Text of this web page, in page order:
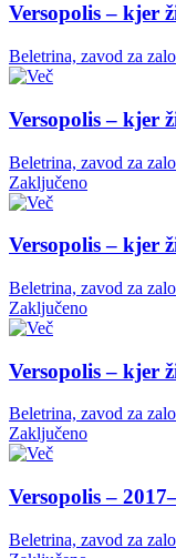
Versopolis – kjer
Beletrina, zavod za
Versopolis – kjer
Beletrina, zavod za
Zaključeno
Versopolis – kjer
Beletrina, zavod za
Zaključeno
Versopolis – kjer
Beletrina, zavod za
Zaključeno
Versopolis –
Beletrina, zavod za